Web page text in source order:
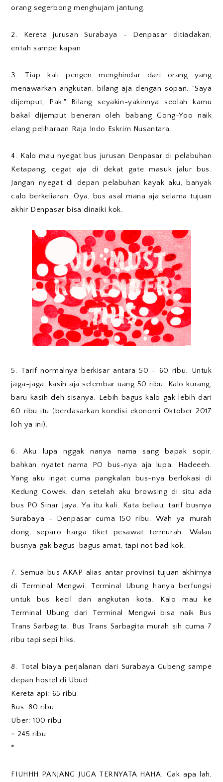
orang segerbong menghujam jantung.
2. Kereta jurusan Surabaya - Denpasar ditiadakan,
entah sampe kapan.
3. Tiap kali pengen menghindar dari orang yang
menawarkan angkutan, bilang aja dengan sopan, "Saya
dijemput, Pak." Bilang seyakin-yakinnya seolah kamu
bakal dijemput beneran oleh babang Gong-Yoo naik
elang peliharaan Raja Indo Eskrim Nusantara.
4. Kalo mau nyegat bus jurusan Denpasar di pelabuhan
Ketapang, cegat aja di dekat gate masuk jalur bus.
Jangan nyegat di depan pelabuhan kayak aku, banyak
calo berkeliaran. Oya, bus asal mana aja selama tujuan
akhir Denpasar bisa dinaiki kok.
5. Tarif normalnya berkisar antara 50 - 60 ribu. Untuk
jaga-jaga, kasih aja selembar uang 50 ribu. Kalo kurang,
baru kasih deh sisanya. Lebih bagus kalo gak lebih dari
60 ribu itu (berdasarkan kondisi ekonomi Oktober 2017
loh ya ini).
6. Aku lupa nggak nanya nama sang bapak sopir,
bahkan nyatet nama PO bus-nya aja lupa. Hadeeeh.
Yang aku ingat cuma pangkalan bus-nya berlokasi di
Kedung Cowek, dan setelah aku browsing di situ ada
bus PO Sinar Jaya. Ya itu kali. Kata beliau, tarif busnya
Surabaya - Denpasar cuma 150 ribu. Wah ya murah
dong, separo harga tiket pesawat termurah. Walau
busnya gak bagus-bagus amat, tapi not bad kok.
7. Semua bus AKAP alias antar provinsi tujuan akhirnya
di Terminal Mengwi. Terminal Ubung hanya berfungsi
untuk bus kecil dan angkutan kota. Kalo mau ke
Terminal Ubung dari Terminal Mengwi bisa naik Bus
Trans Sarbagita. Bus Trans Sarbagita murah sih cuma 7
ribu tapi sepi hiks.
8. Total biaya perjalanan dari Surabaya Gubeng sampe
depan hostel di Ubud:
Kereta api: 65 ribu
Bus: 80 ribu
Uber: 100 ribu
= 245 ribu
*
FIUHHH PANJANG JUGA TERNYATA HAHA. Gak apa lah,